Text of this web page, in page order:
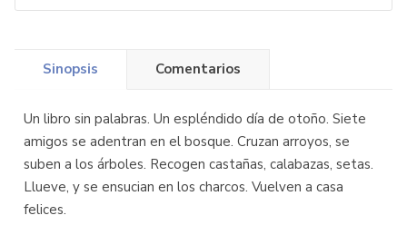
Sinopsis Comentarios
Un libro sin palabras. Un espléndido día de otoño. Siete
amigos se adentran en el bosque. Cruzan arroyos, se
suben a los árboles. Recogen castañas, calabazas, setas.
Llueve, y se ensucian en los charcos. Vuelven a casa
felices.